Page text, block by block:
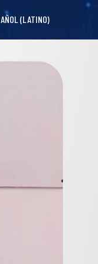
(LATINO)